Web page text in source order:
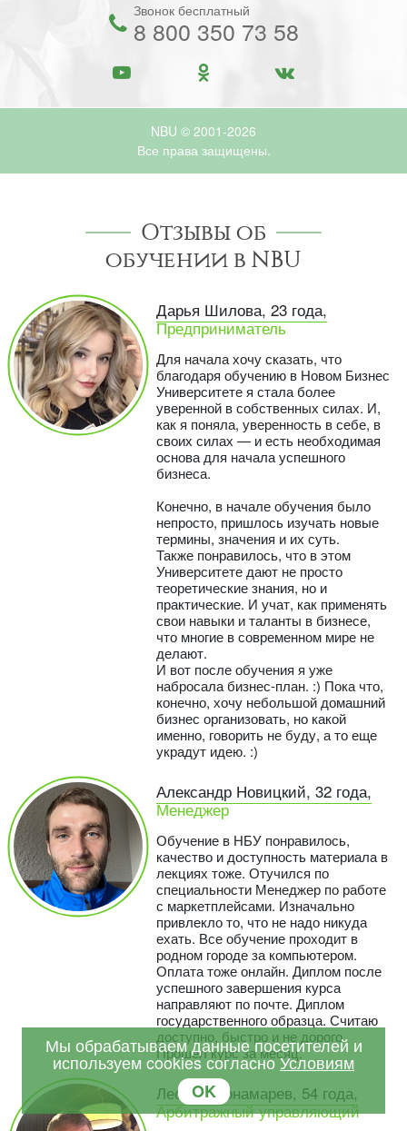
Звонок бесплатный
8 800 350 73 58
NBU © 2001-2026
Все права защищены.
Отзывы об
обучении в NBU
Дарья Шилова, 23 года,
Предприниматель
Для начала хочу сказать, что
благодаря обучению в Новом Бизнес
Университете я стала более
уверенной в собственных силах. И,
как я поняла, уверенность в себе, в
своих силах — и есть необходимая
основа для начала успешного
бизнеса.
Конечно, в начале обучения было
непросто, пришлось изучать новые
термины, значения и их суть.
Также понравилось, что в этом
Университете дают не просто
теоретические знания, но и
практические. И учат, как применять
свои навыки и таланты в бизнесе,
что многие в современном мире не
делают.
И вот после обучения я уже
набросала бизнес-план. :) Пока что,
конечно, хочу небольшой домашний
бизнес организовать, но какой
именно, говорить не буду, а то еще
украдут идею. :)
Александр Новицкий, 32 года,
Менеджер
Обучение в НБУ понравилось,
качество и доступность материала в
лекциях тоже. Отучился по
специальности Менеджер по работе
с маркетплейсами. Изначально
привлекло то, что не надо никуда
ехать. Все обучение проходит в
родном городе за компьютером.
Оплата тоже онлайн. Диплом после
успешного завершения курса
направляют по почте. Диплом
государственного образца. Считаю
доступно, быстро и не дорого.
Прошел курс за месяц.
Леонид Понамарев, 54 года,
Арбитражный управляющий
Мы обрабатываем данные посетителей и
используем cookies согласноУсловиям
OK